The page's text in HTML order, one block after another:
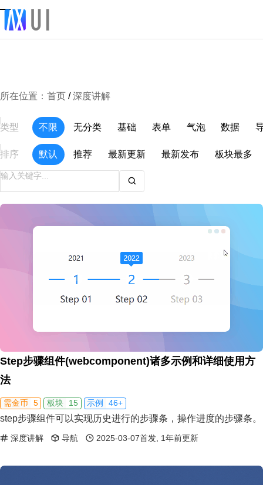
所在位置： 首页 /深度讲解
类型 不限 无分类 基础 表单 气泡 数据
排序 默认 推荐 最新更新 最新发布 板块最多
Step步骤组件(webcomponent)诸多示例和详细使用方
法
需金币 5 板块 15 示例 46+
step步骤组件可以实现历史进行的步骤条，操作进度的步骤条。
深度讲解 导航 2025-03-07首发, 1年前更新